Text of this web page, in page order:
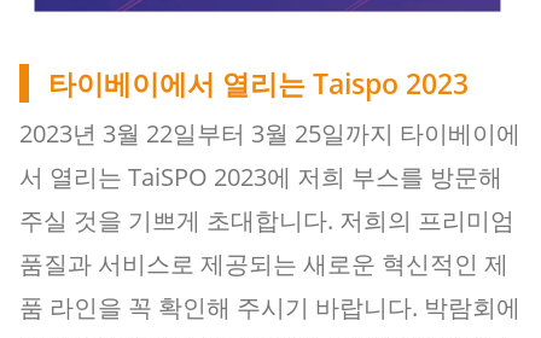
타이베이에서 열리는 Taispo 2023
2023년 3월 22일부터 3월 25일까지 타이베이에
서 열리는 TaiSPO 2023에 저희 부스를 방문해
주실 것을 기쁘게 초대합니다. 저희의 프리미엄
품질과 서비스로 제공되는 새로운 혁신적인 제
품 라인을 꼭 확인해 주시기 바랍니다. 박람회에